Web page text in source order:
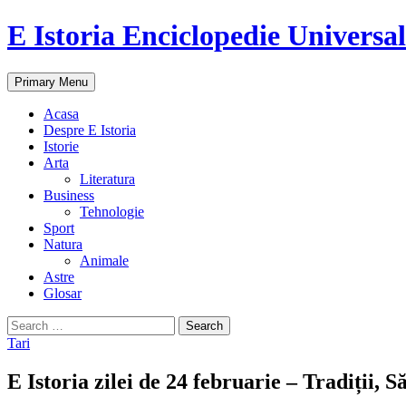
E Istoria Enciclopedie
Search
Primary Menu Skip
to
Acasa
Despre E Istoria
Istorie
Arta
Literatura
Business
Tehnologie
Sport
Natura
Animale
Astre
Glosar
Search
for:
Tari
E Istoria zilei de 24 februarie – Tradiții,